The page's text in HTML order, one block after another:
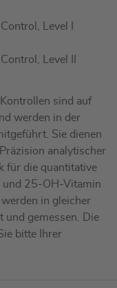
Level I
Level II
sind auf
werden in der
Sie dienen
analytischer
für die quantitative
25-OH-Vitamin
in gleicher
und gemessen. Die
bitte Ihrer